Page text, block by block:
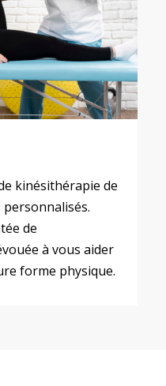
kinésithérapie de
de
à vous aider
forme physique.